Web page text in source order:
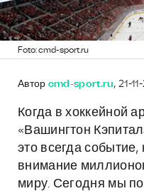
Foto: cmd-sport.ru
Автор cmd-sport.ru, 21-
Когда в хоккейной
«Вашингтон
это всегда событие,
внимание
миру. Сегодня мы